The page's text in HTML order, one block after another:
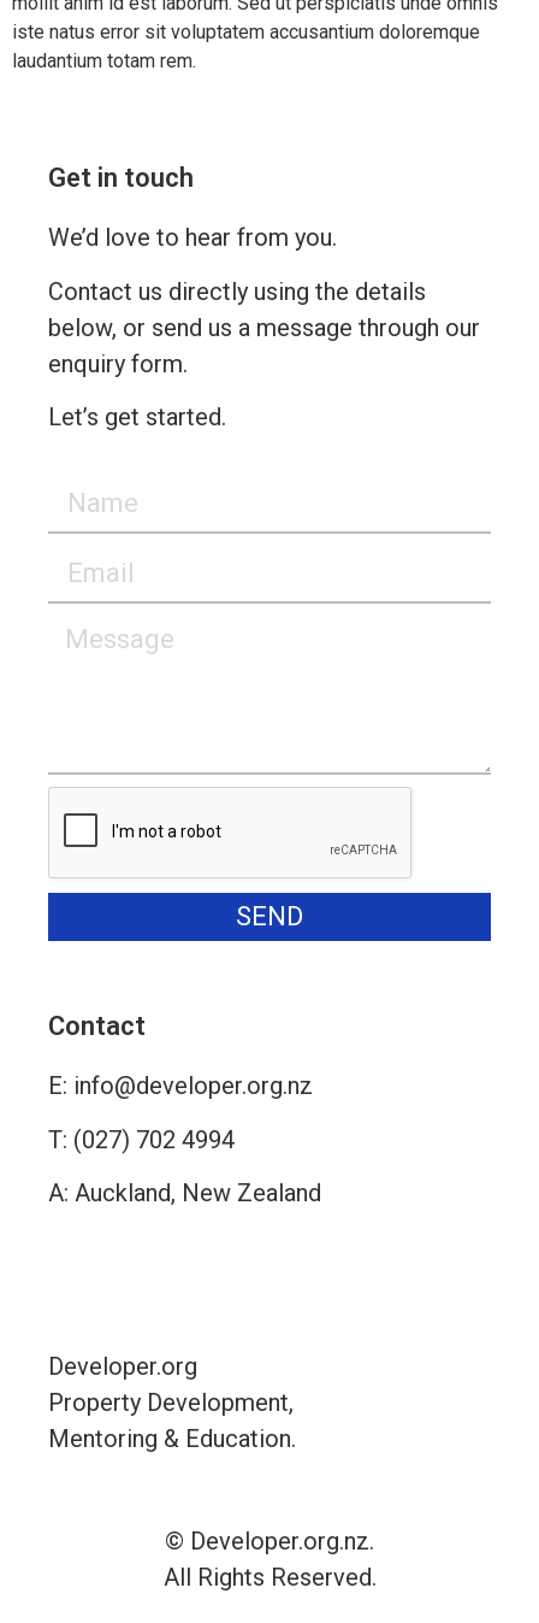
iste natus error sit voluptatem accusantium doloremque
laudantium totam rem.
Get in touch
We’d love to hear from you.
Contact us directly using the details
below, or send us a message through our
enquiry form.
Let’s get started.
SEND
Contact
E: info@developer.org.nz
T: (027) 702 4994
A: Auckland, New Zealand
Developer.org
Property Development,
Mentoring & Education.
© Developer.org.nz.
All Rights Reserved.